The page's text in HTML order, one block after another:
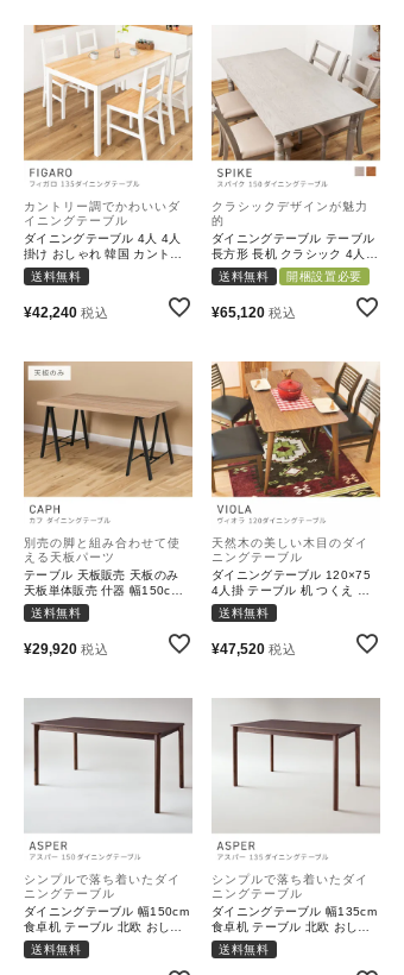
カントリー調でかわいいダ
イニングテーブル
ダイニングテーブル 4人 4人
掛け おしゃれ 韓国 カントリ
ー 木 白 単品｜FIGARO
送料無料
¥42,240 税込
クラシックデザインが魅力
的
ダイニングテーブル テーブル
長方形 長机 クラシック 4人掛
け 4人用｜SPIKE
送料無料 開梱設置必要
¥65,120 税込
別売の脚と組み合わせて使
える天板パーツ
テーブル 天板販売 天板のみ
天板単体販売 什器 幅150cm
ナチュラル｜CAPH
送料無料
¥29,920 税込
天然木の美しい木目のダイ
ニングテーブル
ダイニングテーブル 120×75
4人掛 テーブル 机 つくえ ウ
ォールナット｜VIOLA
送料無料
¥47,520 税込
シンプルで落ち着いたダイ
ニングテーブル
ダイニングテーブル 幅150cm
食卓机 テーブル 北欧 おしゃ
れ シンプル｜ASPER
送料無料
シンプルで落ち着いたダイ
ニングテーブル
ダイニングテーブル 幅135cm
食卓机 テーブル 北欧 おしゃ
れ シンプル｜ASPER
送料無料